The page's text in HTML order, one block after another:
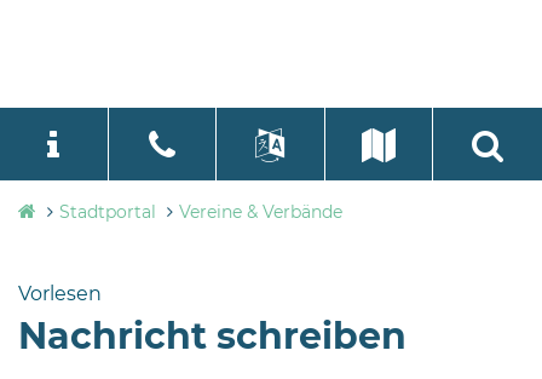
Stadtverwaltung
Bramstedt
Bleeck 15-
language
Select Language
Stadtportal Vereine & Verbände
Vorlesen
Nachricht schreiben